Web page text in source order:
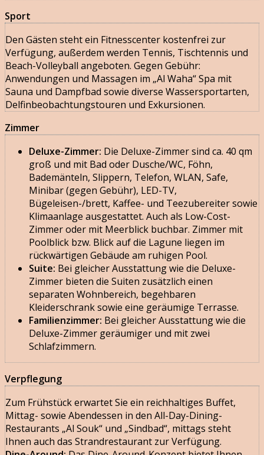
Sport
Den Gästen steht ein Fitnesscenter kostenfrei zur
Verfügung, außerdem werden Tennis, Tischtennis und
Beach-Volleyball angeboten. Gegen Gebühr:
Anwendungen und Massagen im „Al Waha“ Spa mit
Sauna und Dampfbad sowie diverse Wassersportarten,
Delfinbeobachtungstouren und Exkursionen.
Zimmer
Deluxe-Zimmer: Die Deluxe-Zimmer sind ca. 40 qm
groß und mit Bad oder Dusche/WC, Föhn,
Bademänteln, Slippern, Telefon, WLAN, Safe,
Minibar (gegen Gebühr), LED-TV,
Bügeleisen-/brett, Kaffee- und Teezubereiter sowie
Klimaanlage ausgestattet. Auch als Low-Cost-
Zimmer oder mit Meerblick buchbar. Zimmer mit
Poolblick bzw. Blick auf die Lagune liegen im
rückwärtigen Gebäude am ruhigen Pool.
Suite: Bei gleicher Ausstattung wie die Deluxe-
Zimmer bieten die Suiten zusätzlich einen
separaten Wohnbereich, begehbaren
Kleiderschrank sowie eine geräumige Terrasse.
Familienzimmer: Bei gleicher Ausstattung wie die
Deluxe-Zimmer geräumiger und mit zwei
Schlafzimmern.
Verpflegung
Zum Frühstück erwartet Sie ein reichhaltiges Buffet,
Mittag- sowie Abendessen in den All-Day-Dining-
Restaurants „Al Souk“ und „Sindbad“, mittags steht
Ihnen auch das Strandrestaurant zur Verfügung.